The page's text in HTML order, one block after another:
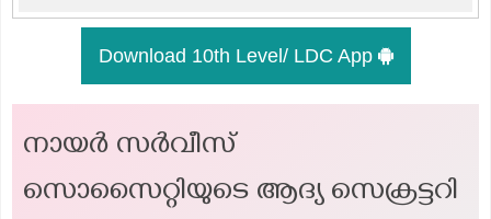
Download 10th Level/ LDC App
നായർ സർവീസ്
സൊസൈറ്റിയുടെ ആദ്യ സെക്രട്ടറി